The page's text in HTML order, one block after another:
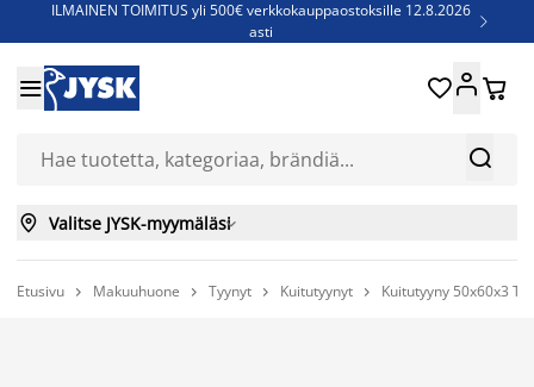
ILMAINEN TOIMITUS yli 500€ verkkokauppaostoksille 12.8.2026
asti

Jenkkisänkyjä - Säästä jopa 60%


 
 Valitse JYSK-myymäläsi
Etusivu  Makuuhuone  Tyynyt  Kuitutyynyt  Kuitutyyny 50x60x3